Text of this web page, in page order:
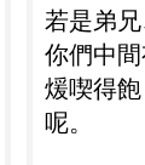
若是弟
你們中
煖喫得
呢。